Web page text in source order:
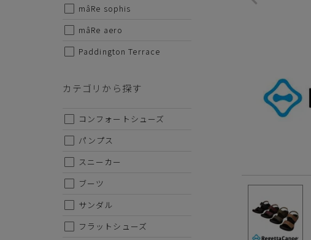
固い道を歩く
思いを込めた
mâRe sophis
mâRe aero
Paddington Terrace
カテゴリから探す
コンフォートシューズ
パンプス
スニーカー
ブーツ
サンダル
フラットシューズ
22.5cm
24cm